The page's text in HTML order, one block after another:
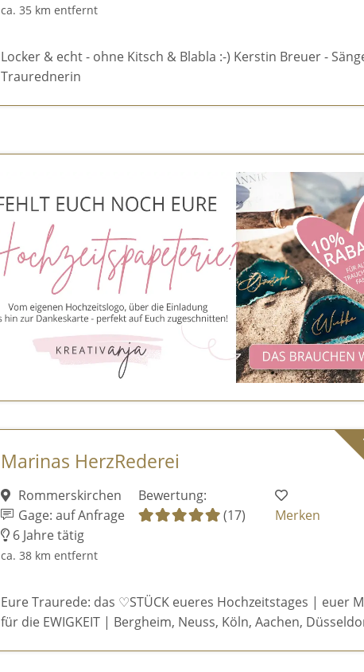
ca. 35 km entfernt
Locker & echt - ohne Kitsch & Blabla :-) Kerstin Breuer -
Traurednerin
Marinas HerzRederei
Rommerskirchen
Gage: auf Anfrage
6 Jahre tätig
ca. 38 km entfernt
Bewertung:
(17)
Merken
Eure Traurede: das ♡STÜCK eueres Hochzeitstages | euer
für die EWIGKEIT | Bergheim, Neuss, Köln, Aachen,